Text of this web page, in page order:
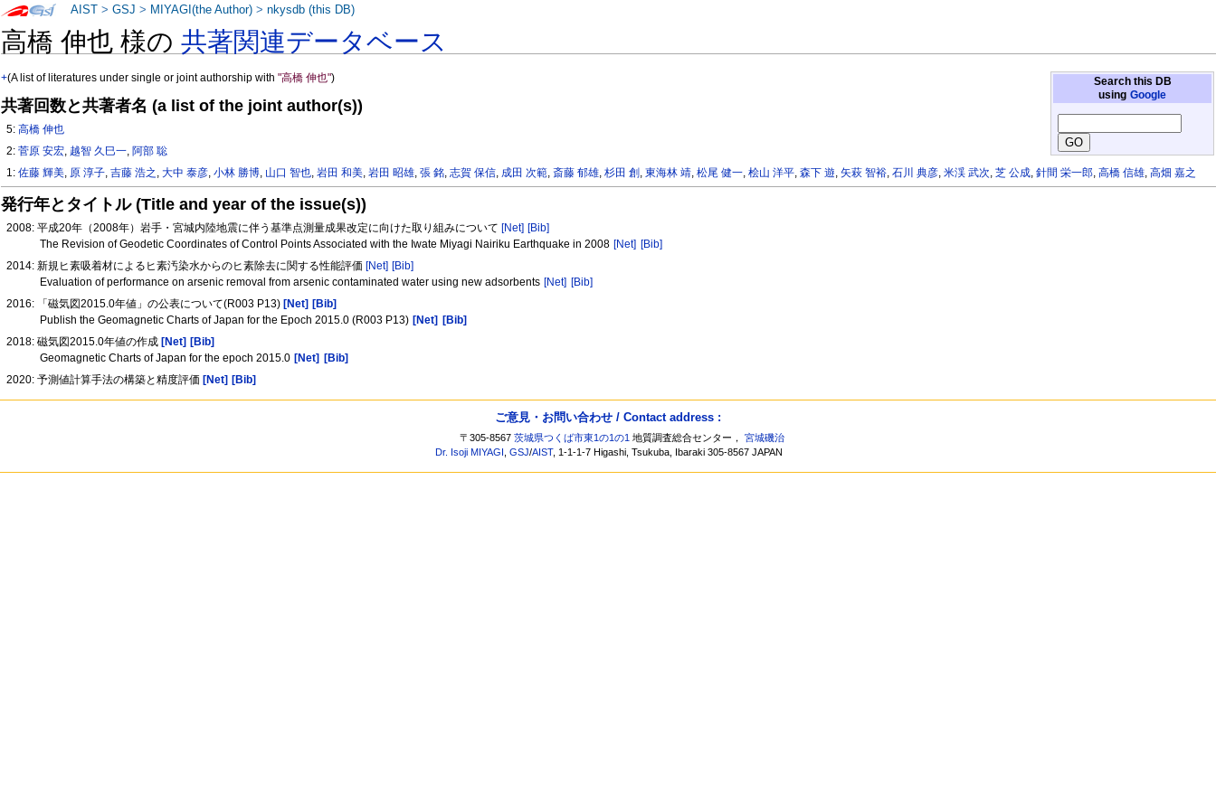
高橋 伸也 様の共著関連データベース
Search this DB
using Google
+(A list of literatures under single or joint authorship with"高橋 伸也")
共著回数と共著者名 (a list of the joint author(s))
5:高橋 伸也
2:菅原 安宏, 越智 久巳一, 阿部 聡
1:佐藤 輝美, 原 淳子,吉藤 浩之 ,大中 泰彦,小林 勝博, 山口 智也,岩田 和美,岩田 昭雄,張 銘,志賀 保信, 成田 次範,斎藤 郁雄,杉田 創 ,東海林 靖,松尾 健一,桧山 洋平,森下 遊,矢萩 智裕,石川 典彦,米渓 武次,芝 公成,針間 栄一郎,高橋 信雄,高畑 嘉之
発行年とタイトル (Title and year of the issue(s))
2008: 平成20年（2008年）岩手・宮城内陸地震に伴う基準点測量成果改定に向けた取り組みについて [Net] [Bib]
The Revision of Geodetic Coordinates of Control Points Associated with the Iwate Miyagi Nairiku Earthquake in 2008 [Net] [Bib]
2014: 新規ヒ素吸着材によるヒ素汚染水からのヒ素除去に関する性能評価 [Net] [Bib]
Evaluation of performance on arsenic removal from arsenic contaminated water using new adsorbents [Net] [Bib]
2016: 「磁気図2015.0年値」の公表について(R003 P13) [Net] [Bib]
Publish the Geomagnetic Charts of Japan for the Epoch 2015.0 (R003 P13) [Net]
[Bib]
2018: 磁気図2015.0年値の作成 [Net] [Bib]
Geomagnetic Charts of Japan for the epoch 2015.0 [Net]
[Bib]
2020: 予測値計算手法の構築と精度評価 [Net] [Bib]
AIST >GSJ > MIYAGI(the Author) >nkysdb (this DB)
ご意見・お問い合わせ / Contact address :
〒305-8567茨城県つくば市東1の1の1 地質調査総合センター，宮城磯治
Dr. Isoji MIYAGI
,GSJ/AIST, 1-1-1-7 Higashi, Tsukuba, Ibaraki 305-8567 JAPAN